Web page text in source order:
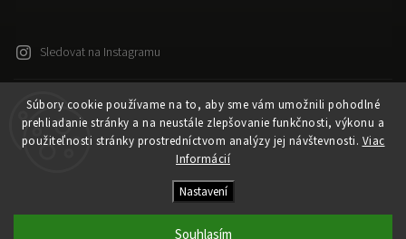
Súbory cookie používame na to, aby sme vám umožnili pohodlné
prehliadanie stránky a na neustále zlepšovanie funkčnosti, výkonu a
použiteľnosti stránky prostredníctvom analýzy jej návštevnosti. Viac
Informácií
Nastavení
Souhlasím
Sledovat na Instagramu
Vytvořil Shoptet
Copyright 2026Released. Všechna práva vyhrazena.
Upravit nastavení cookies
Shoptet| Design